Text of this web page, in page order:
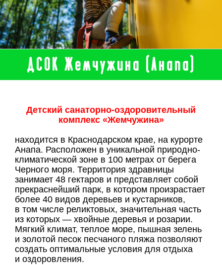
ДСОК Жемчужина (Анапа)
Детский санаторно-оздоровительный
комплекс «Жемчужина»
находится в Краснодарском крае, на курорте
Анапа. Расположен в уникальной природно-
климатической зоне в 100 метрах от берега
Черного моря. Территория здравницы
занимает 48 гектаров и представляет собой
прекраснейший парк, в котором произрастает
более 40 видов деревьев и кустарников,
в том числе реликтовых, значительная часть
из которых — хвойные деревья и розарии.
Мягкий климат, теплое море, пышная зелень
и золотой песок песчаного пляжа позволяют
создать оптимальные условия для отдыха
и оздоровления.